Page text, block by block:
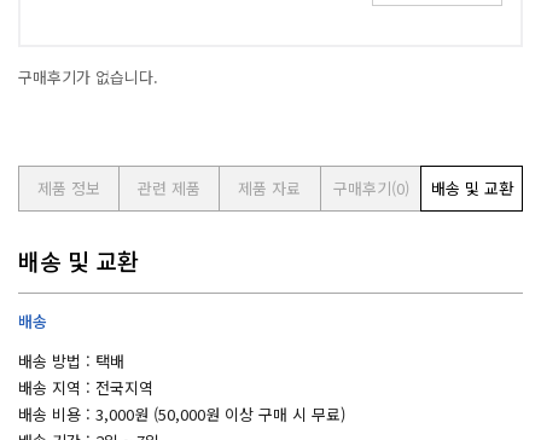
구매후기가 없습니다.
제품 정보 관련 제품 제품 자료 구매후기(0) 배송 및 교환
배송 및 교환
배송
배송 방법 : 택배
배송 지역 : 전국지역
배송 비용 : 3,000원 (50,000원 이상 구매 시 무료)